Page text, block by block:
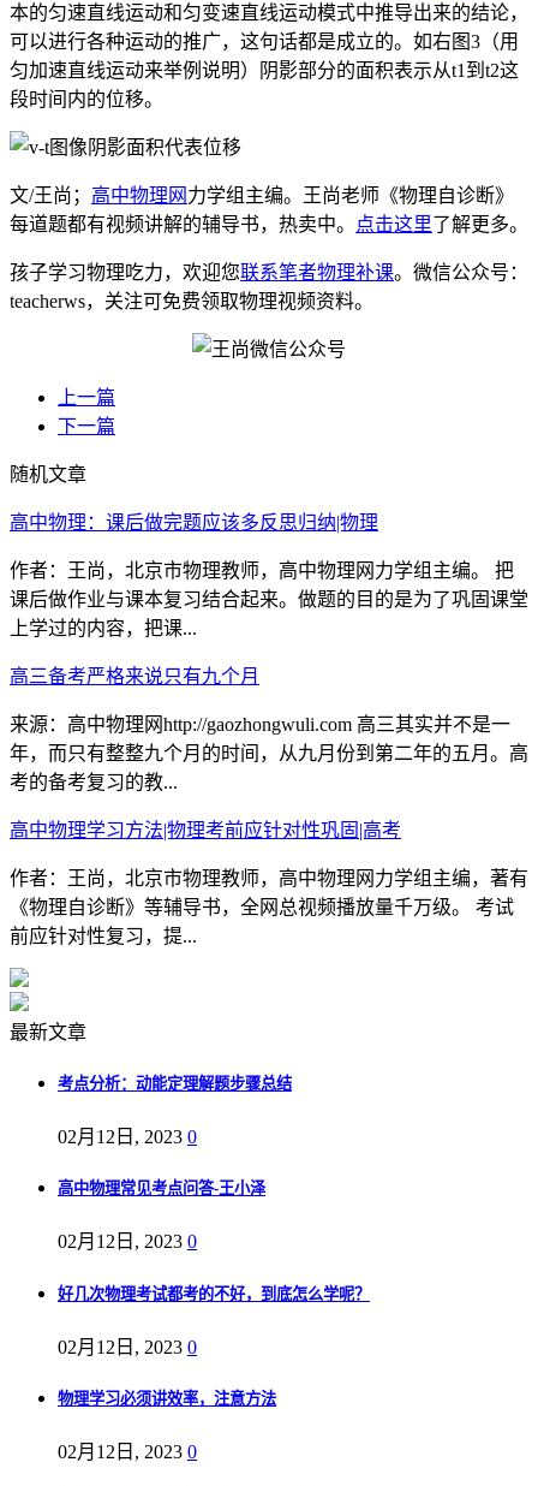
本的匀速直线运动和匀变速直线运动模式中推导出来的结论，
可以进行各种运动的推广，这句话都是成立的。如右图3（用
匀加速直线运动来举例说明）阴影部分的面积表示从t1到t2这
段时间内的位移。
文/王尚； 高中物理网 力学组主编。王尚老师《物理自诊断》
每道题都有视频讲解的辅导书，热卖中。
点击这里了解更多。
孩子学习物理吃力，欢迎您联系笔者物理补课。微信公众号：
teacherws，关注可免费领取物理视频资料。
上一篇
下一篇
随机文章
高中物理：课后做完题应该多反思归纳|物理
作者：王尚，北京市物理教师，高中物理网力学组主编。 把
课后做作业与课本复习结合起来。做题的目的是为了巩固课堂
上学过的内容，把课...
高三备考严格来说只有九个月
来源：高中物理网http://gaozhongwuli.com 高三其实并不是一
年，而只有整整九个月的时间，从九月份到第二年的五月。高
考的备考复习的教...
高中物理学习方法|物理考前应针对性巩固|高考
作者：王尚，北京市物理教师，高中物理网力学组主编，著有
《物理自诊断》等辅导书，全网总视频播放量千万级。 考试
前应针对性复习，提...
最新文章
考点分析：动能定理解题步骤总结
02月12日, 2023 0
高中物理常见考点问答-王小泽
02月12日, 2023 0
好几次物理考试都考的不好，到底怎么学呢？
02月12日, 2023 0
物理学习必须讲效率，注意方法
02月12日, 2023 0